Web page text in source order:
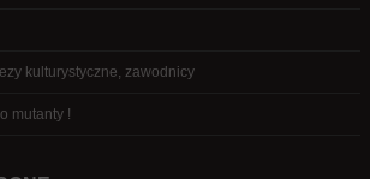
kulturystyczne, zawodnicy
mutanty !